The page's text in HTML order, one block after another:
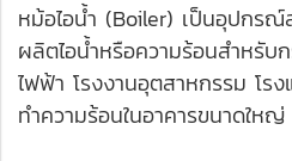
หม้อไอน้ำ (Boiler) เป็นอุปกร
ผลิตไอน้ำหรือความร้อนสำหรับ
ไฟฟ้า โรงงานอุตสาหกรรม โร
ทำความร้อนในอาคารขนาดใหญ่